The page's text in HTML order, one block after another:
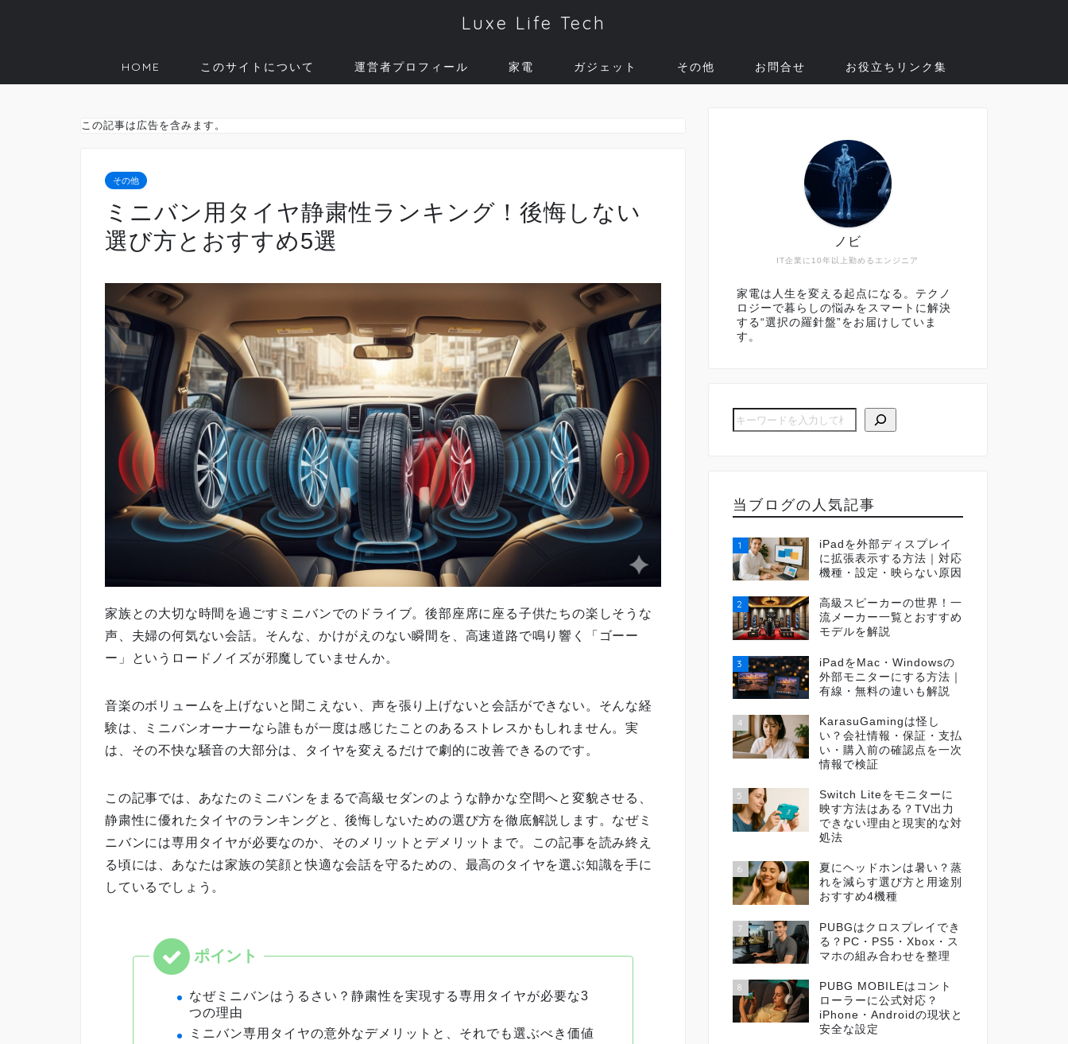
Luxe Life Tech
HOME このサイトについて 運営者プロフィール 家電 ガジェット その他 お問合せ お役立ちリンク集
この記事は広告を含みます。
その他
ミニバン用タイヤ静粛性ランキング！後悔しない
選び方とおすすめ5選
家族との大切な時間を過ごすミニバンでのドライブ。後部座席に座る子供たちの楽しそうな
声、夫婦の何気ない会話。そんな、かけがえのない瞬間を、高速道路で鳴り響く「ゴーー
ー」というロードノイズが邪魔していませんか。
音楽のボリュームを上げないと聞こえない、声を張り上げないと会話ができない。そんな経
験は、ミニバンオーナーなら誰もが一度は感じたことのあるストレスかもしれません。実
は、その不快な騒音の大部分は、タイヤを変えるだけで劇的に改善できるのです。
この記事では、あなたのミニバンをまるで高級セダンのような静かな空間へと変貌させる、
静粛性に優れたタイヤのランキングと、後悔しないための選び方を徹底解説します。なぜミ
ニバンには専用タイヤが必要なのか、そのメリットとデメリットまで。この記事を読み終え
る頃には、あなたは家族の笑顔と快適な会話を守るための、最高のタイヤを選ぶ知識を手に
しているでしょう。
なぜミニバンはうるさい？静粛性を実現する専用タイヤが必要な3
つの理由
ミニバン専用タイヤの意外なデメリットと、それでも選ぶべき価値
IT企業に10年以上勤めるエンジニア
ノビ
家電は人生を変える起点になる。テクノ
ロジーで暮らしの悩みをスマートに解決
する“選択の羅針盤”をお届けしていま
す。
当ブログの人気記事
1
iPadを外部ディスプレイ
に拡張表示する方法｜対応
機種・設定・映らない原因
2
高級スピーカーの世界！一
流メーカー一覧とおすすめ
モデルを解説
3
iPadをMac・Windowsの
外部モニターにする方法｜
有線・無料の違いも解説
4
KarasuGamingは怪し
い？会社情報・保証・支払
い・購入前の確認点を一次
情報で検証
5
Switch Liteをモニターに
映す方法はある？TV出力
できない理由と現実的な対
処法
6
夏にヘッドホンは暑い？蒸
れを減らす選び方と用途別
おすすめ4機種
7
PUBGはクロスプレイでき
る？PC・PS5・Xbox・ス
マホの組み合わせを整理
8
PUBG MOBILEはコント
ローラーに公式対応？
iPhone・Androidの現状と
安全な設定